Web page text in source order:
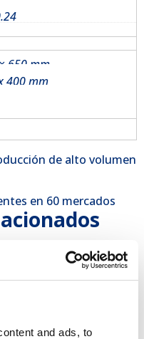
and ads, to
650 mm
400 mm
de alto volumen
en 60 mercados